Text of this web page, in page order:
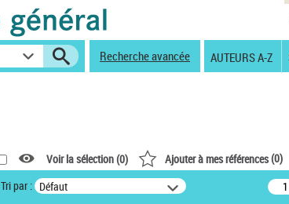
Recherche avancée AUTEURS A-Z
Voir la sélection (0) Ajouter à mes références(0)
Tri par : Défaut